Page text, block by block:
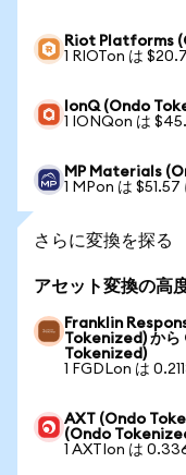
Riot Platforms
1 RIOTon は
IonQ (Ondo
1 IONQon は
MP Materials
1 MPon は $51.57
さらに変換を探る
アセット変換の高
Franklin
Tokenized) か
Tokenized)
1 FGDLon は
AXT (Ondo
(Ondo
1 AXTIon は